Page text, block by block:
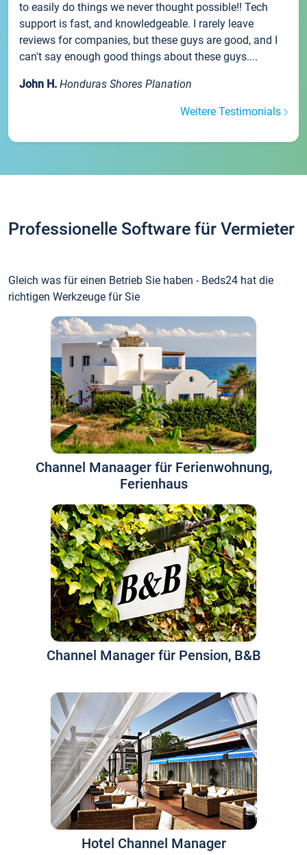
to easily do things we never thought possible!! Tech
support is fast, and knowledgeable. I rarely leave
reviews for companies, but these guys are good, and I
can't say enough good things about these guys....
John H. Honduras Shores Planation
Weitere Testimonials
Professionelle Software für Vermieter
Gleich was für einen Betrieb Sie haben - Beds24 hat die
richtigen Werkzeuge für Sie
Channel Manaager für Ferienwohnung,
Ferienhaus
Channel Manager für Pension, B&B
Hotel Channel Manager